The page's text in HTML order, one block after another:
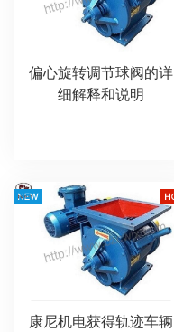
偏心旋转调节球阀的详
细解释和说明
康尼机电获得轨迹车辆